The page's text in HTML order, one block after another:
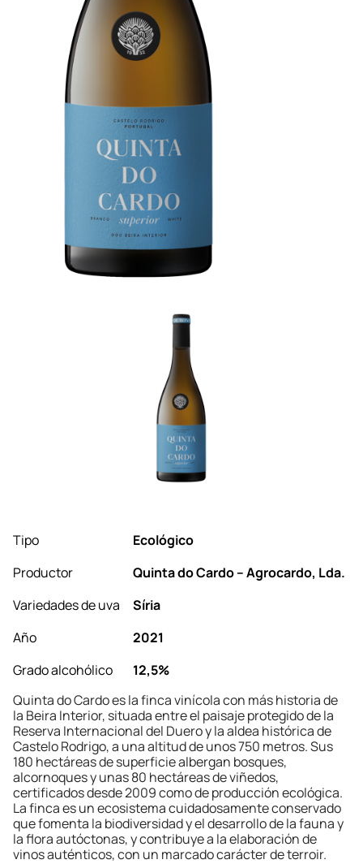
Tipo
Ecológico
Productor
Quinta do Cardo – Agrocardo, Lda.
Variedades de uva
Síria
Año
2021
Grado alcohólico
12,5%
Quinta do Cardo es la finca vinícola con más historia de
la Beira Interior, situada entre el paisaje protegido de la
Reserva Internacional del Duero y la aldea histórica de
Castelo Rodrigo, a una altitud de unos 750 metros. Sus
180 hectáreas de superficie albergan bosques,
alcornoques y unas 80 hectáreas de viñedos,
certificados desde 2009 como de producción ecológica.
La finca es un ecosistema cuidadosamente conservado
que fomenta la biodiversidad y el desarrollo de la fauna y
la flora autóctonas, y contribuye a la elaboración de
vinos auténticos, con un marcado carácter de terroir.